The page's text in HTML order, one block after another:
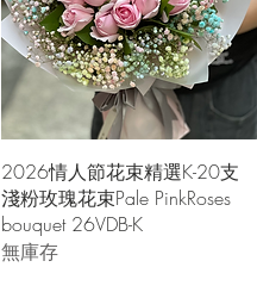
快速瀏覽
2026情人節花束精選K-20支
淺粉玫瑰花束Pale PinkRoses
bouquet 26VDB-K
無庫存